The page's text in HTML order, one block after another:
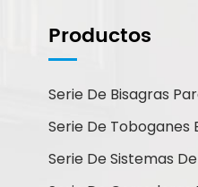
Puede
que le resulte
Estamos
correo
Contáctenos
Productos
Serie De Bisagras
Serie De Toboganes
Serie De Sistemas